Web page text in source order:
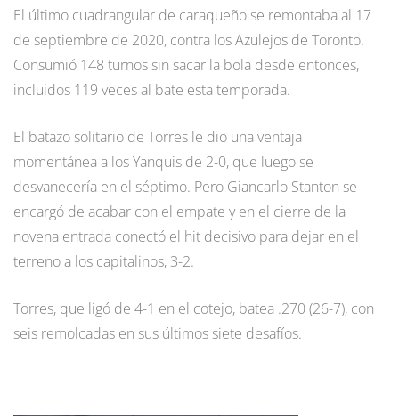
El último cuadrangular de caraqueño se remontaba al 17
de septiembre de 2020, contra los Azulejos de Toronto.
Consumió 148 turnos sin sacar la bola desde entonces,
incluidos 119 veces al bate esta temporada.
El batazo solitario de Torres le dio una ventaja
momentánea a los Yanquis de 2-0, que luego se
desvanecería en el séptimo. Pero Giancarlo Stanton se
encargó de acabar con el empate y en el cierre de la
novena entrada conectó el hit decisivo para dejar en el
terreno a los capitalinos, 3-2.
Torres, que ligó de 4-1 en el cotejo, batea .270 (26-7), con
seis remolcadas en sus últimos siete desafíos.